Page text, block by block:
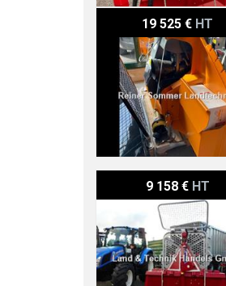
19 525 € HT
Ritter S 27-E mit SAV
9 158 € HT
Tajfun EGV 85 AHK